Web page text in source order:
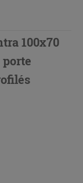
100x70
porte